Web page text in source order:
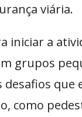
viária.
iniciar a
grupos
desafios
como